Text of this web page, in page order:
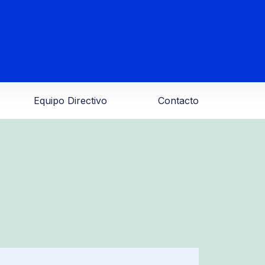
Equipo Directivo Contacto